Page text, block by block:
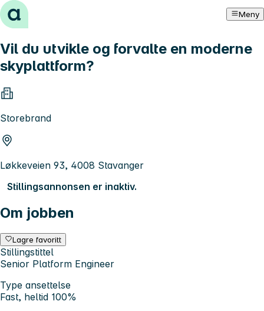
Hopp til innhold Meny
Vil du utvikle og forvalte en moderne
skyplattform?
Storebrand
Løkkeveien 93, 4008 Stavanger
Stillingsannonsen er inaktiv.
Om jobben
Lagre favoritt
Stillingstittel
Senior Platform Engineer
Type ansettelse
Fast, heltid 100%